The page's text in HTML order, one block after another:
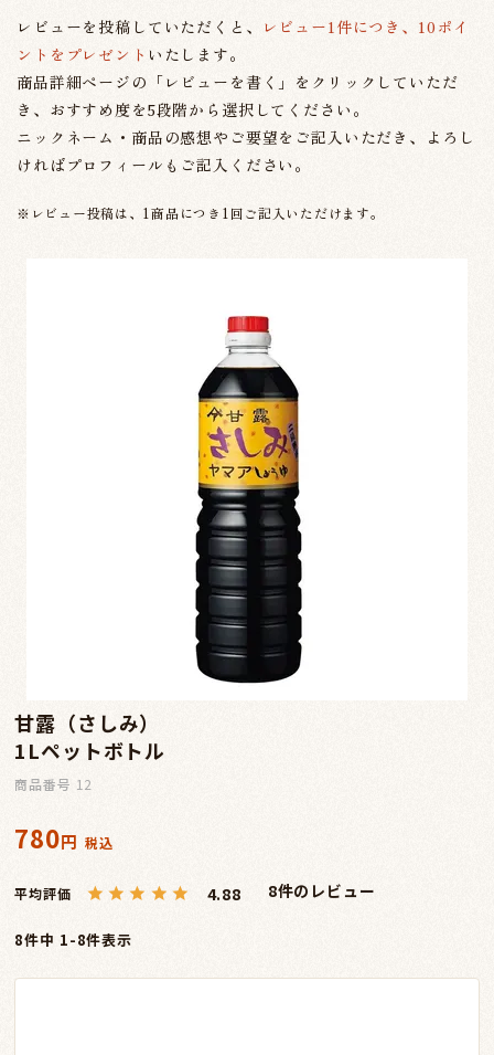
レビューを投稿していただくと、 レビュー1件につき、10ポイ
ントをプレゼント いたします。
商品詳細ページの「レビューを書く」をクリックしていただ
き、おすすめ度を5段階から選択してください。
ニックネーム・商品の感想やご要望をご記入いただき、よろし
ければプロフィールもご記入ください。
※レビュー投稿は、1商品につき1回ご記入いただけます。
甘露（さしみ）
1Lペットボトル
商品番号 12
780 税込
4.88 8
8件中 1-8件表示